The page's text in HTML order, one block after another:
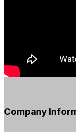
Company